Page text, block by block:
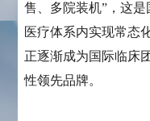
售、多院装机”，这
医疗体系内实现常态
正逐渐成为国际临床
性领先品牌。